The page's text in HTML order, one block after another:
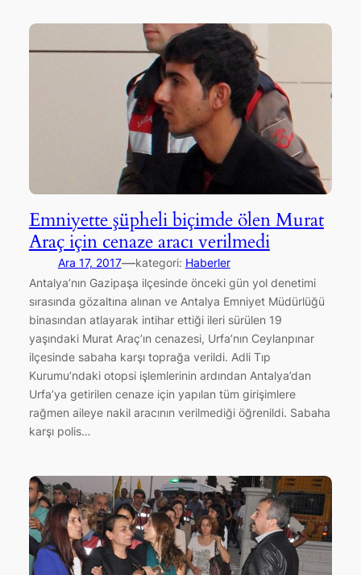
Emniyette şüpheli biçimde ölen Murat
Araç için cenaze aracı verilmedi
Ara 17, 2017—kategori: Haberler
Antalya’nın Gazipaşa ilçesinde önceki gün yol denetimi
sırasında gözaltına alınan ve Antalya Emniyet Müdürlüğü
binasından atlayarak intihar ettiği ileri sürülen 19
yaşındaki Murat Araç’ın cenazesi, Urfa’nın Ceylanpınar
ilçesinde sabaha karşı toprağa verildi. Adli Tıp
Kurumu’ndaki otopsi işlemlerinin ardından Antalya’dan
Urfa’ya getirilen cenaze için yapılan tüm girişimlere
rağmen aileye nakil aracının verilmediği öğrenildi. Sabaha
karşı polis…